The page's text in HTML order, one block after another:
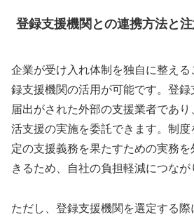
登録支援機関との連携方法と
企業が受け入れ体制を独自に整え
録支援機関の活用が可能です。登
届出がされた外部の支援業者であ
活支援の実施を委託できます。制
定の支援義務を果たすための実務
きるため、自社の負担軽減につなが
ただし、登録支援機関を選定する際